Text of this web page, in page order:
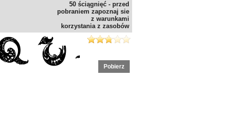
50 ściągnięć - przed
pobraniem zapoznaj sie
z warunkami
korzystania z zasobów
Pobierz